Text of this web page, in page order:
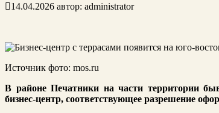
14.04.2026 автор: administrator
Источник фото: mos.ru
В районе Печатники на части территории
бизнес-центр, соответствующее разрешение